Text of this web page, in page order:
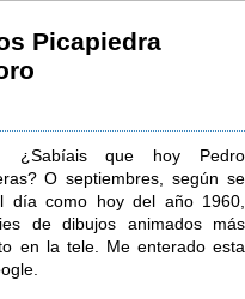
Picapiedra
¿Sabíais que hoy Pedro
O septiembres, según se
día como hoy del año 1960,
de dibujos animados más
en la tele. Me enterado esta